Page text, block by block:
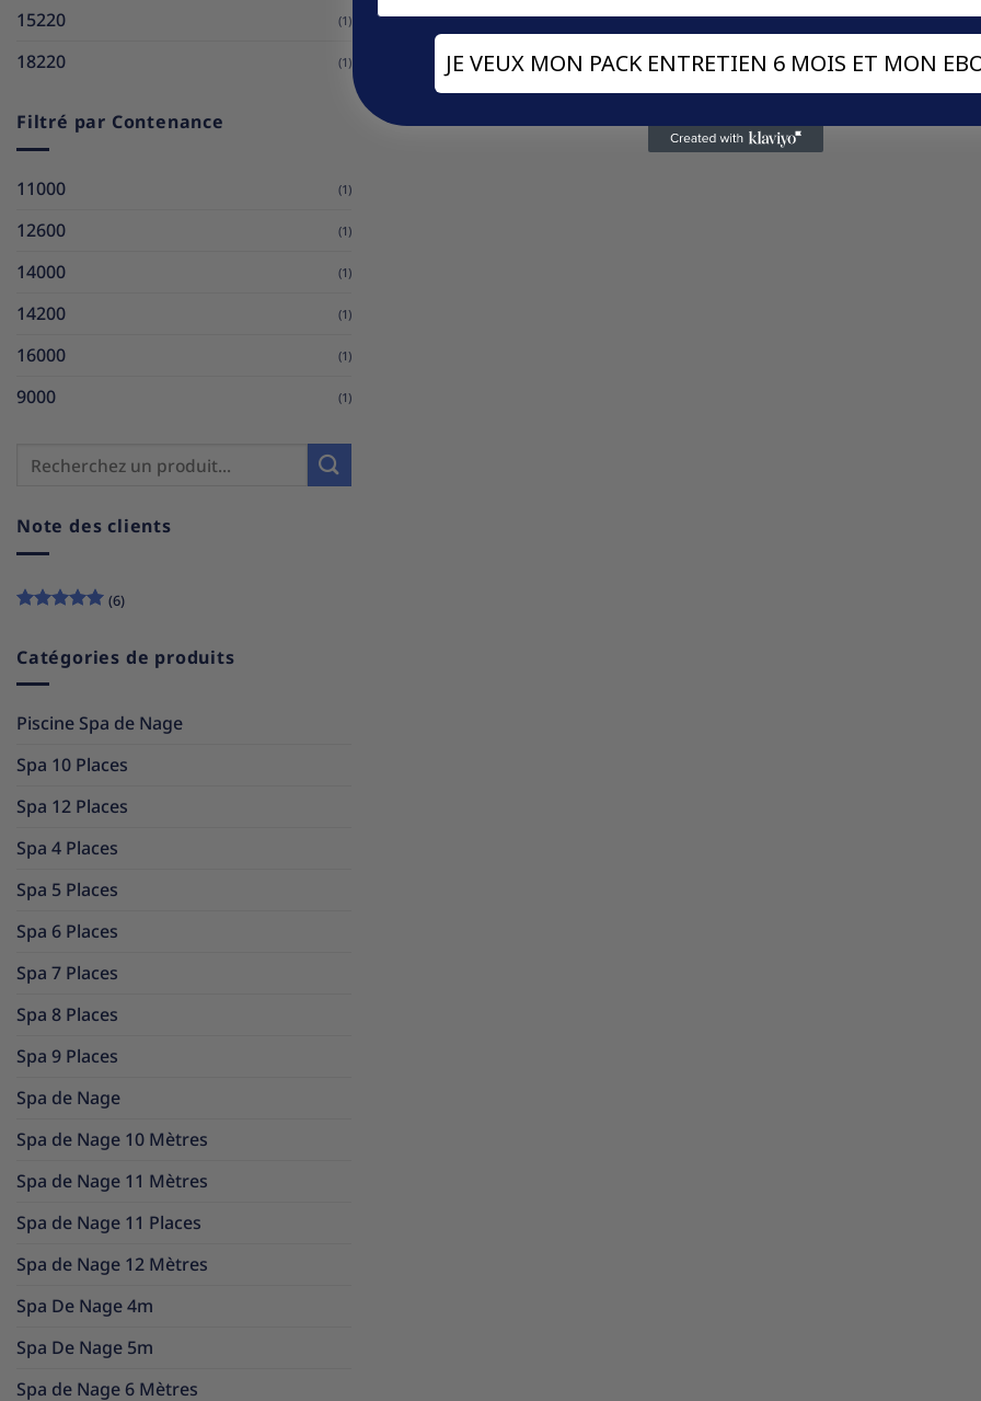
15220 (1)
18220 (1)
Filtré par Contenance
11000 (1)
12600 (1)
14000 (1)
14200 (1)
16000 (1)
9000 (1)
Note des clients
(6)
Catégories de produits
Piscine Spa de Nage
Spa 10 Places
Spa 12 Places
Spa 4 Places
Spa 5 Places
Spa 6 Places
Spa 7 Places
Spa 8 Places
Spa 9 Places
Spa de Nage
Spa de Nage 10 Mètres
Spa de Nage 11 Mètres
Spa de Nage 11 Places
Spa de Nage 12 Mètres
Spa De Nage 4m
Spa De Nage 5m
Spa de Nage 6 Mètres
JE VEUX MON PACK ENTRETIEN 6 MOIS ET MON